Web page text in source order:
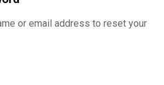
or email address to reset your